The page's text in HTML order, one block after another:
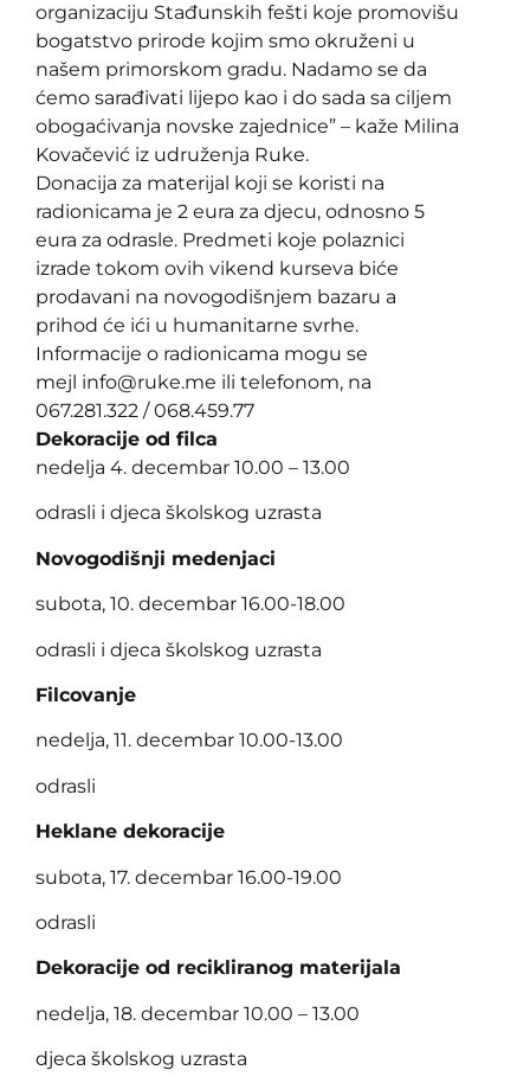
organizaciju Stađunskih fešti koje promovišu
bogatstvo prirode kojim smo okruženi u
našem primorskom gradu. Nadamo se da
ćemo sarađivati lijepo kao i do sada sa ciljem
obogaćivanja novske zajednice” – kaže Milina
Kovačević iz udruženja Ruke.
Donacija za materijal koji se koristi na
radionicama je 2 eura za djecu, odnosno 5
eura za odrasle. Predmeti koje polaznici
izrade tokom ovih vikend kurseva biće
prodavani na novogodišnjem bazaru a
prihod će ići u humanitarne svrhe.
Informacije o radionicama mogu se
mejl info@ruke.me ili telefonom, na
067.281.322 / 068.459.77
Dekoracije od filca
nedelja 4. decembar 10.00 – 13.00
odrasli i djeca školskog uzrasta
Novogodišnji medenjaci
subota, 10. decembar 16.00-18.00
odrasli i djeca školskog uzrasta
Filcovanje
nedelja, 11. decembar 10.00-13.00
odrasli
Heklane dekoracije
subota, 17. decembar 16.00-19.00
odrasli
Dekoracije od recikliranog materijala
nedelja, 18. decembar 10.00 – 13.00
djeca školskog uzrasta